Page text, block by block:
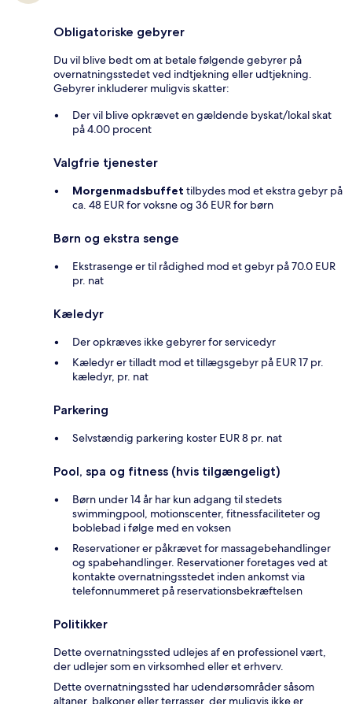
Obligatoriske gebyrer
Du vil blive bedt om at betale følgende gebyrer på
overnatningsstedet ved indtjekning eller udtjekning.
Gebyrer inkluderer muligvis skatter:
Der vil blive opkrævet en gældende byskat/lokal skat
på 4.00 procent
Valgfrie tjenester
Morgenmadsbuffet tilbydes mod et ekstra gebyr på
ca. 48 EUR for voksne og 36 EUR for børn
Børn og ekstra senge
Ekstrasenge er til rådighed mod et gebyr på 70.0 EUR
pr. nat
Kæledyr
Der opkræves ikke gebyrer for servicedyr
Kæledyr er tilladt mod et tillægsgebyr på EUR 17 pr.
kæledyr, pr. nat
Parkering
Selvstændig parkering koster EUR 8 pr. nat
Pool, spa og fitness (hvis tilgængeligt)
Børn under 14 år har kun adgang til stedets
swimmingpool, motionscenter, fitnessfaciliteter og
boblebad i følge med en voksen
Reservationer er påkrævet for massagebehandlinger
og spabehandlinger. Reservationer foretages ved at
kontakte overnatningsstedet inden ankomst via
telefonnummeret på reservationsbekræftelsen
Politikker
Dette overnatningssted udlejes af en professionel vært,
der udlejer som en virksomhed eller et erhverv.
Dette overnatningssted har udendørsområder såsom
altaner, balkoner eller terrasser, der muligvis ikke er